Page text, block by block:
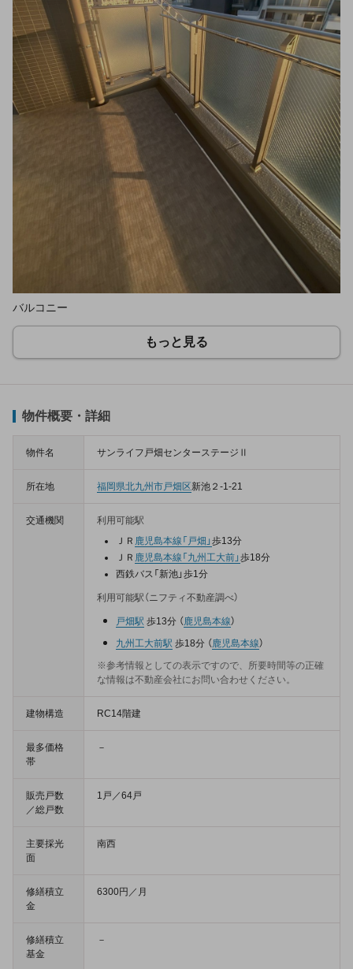
バルコニー
もっと見る
物件概要・詳細
物件名 サンライフ戸畑センターステージⅡ
所在地 福岡県北九州市戸畑区新池２-1-21
交通機関
利用可能駅
ＪＲ 鹿児島本線 「戸畑」 歩13分
ＪＲ 鹿児島本線 「九州工大前」 歩18分
西鉄バス「新池」歩1分
利用可能駅（ニフティ不動産調べ）
戸畑駅 歩13分 （鹿児島本線）
九州工大前駅 歩18分 （鹿児島本線）
※参考情報としての表示ですので、所要時間等の正確
な情報は不動産会社にお問い合わせください。
建物構造 RC14階建
最多価格
帯
－
販売戸数
／総戸数
1戸／64戸
主要採光
面
南西
修繕積立
金
6300円／月
修繕積立
基金
－